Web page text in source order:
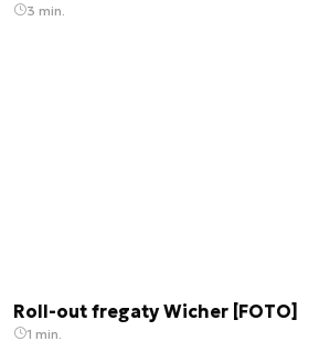
3 min.
Roll-out fregaty Wicher [FOTO]
1 min.